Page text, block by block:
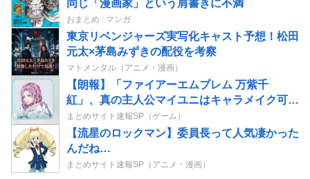
同じ「漫画家」という肩書きに不満
おまとめ : マンガ
東京リベンジャーズ実写化キャスト予想！松田
元太×茅島みずきの配役を考察
マトメンタル（アニメ・漫画）
【朗報】「ファイアーエムブレム 万紫千
紅」、真の主人公マイユニはキャラメイク可能
ｗｗ
まとめサイト速報SP（ゲーム）
【流星のロックマン】委員長って人気凄かった
んだね…
まとめサイト速報SP（アニメ・漫画）